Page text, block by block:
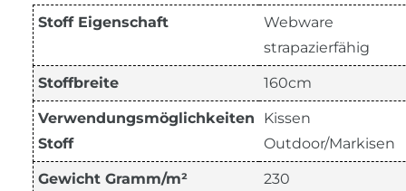
Stoff Eigenschaft
Webware
strapazierfähig
Stoffbreite 160cm
Verwendungsmöglichkeiten
Stoff
Kissen
Outdoor/Markisen
Gewicht Gramm/m² 230